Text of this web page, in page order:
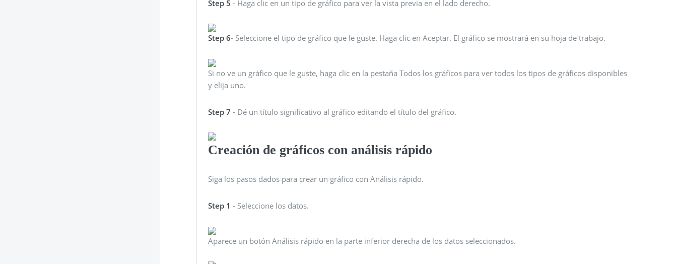
Step 5 - Haga clic en un tipo de gráfico para ver la vista previa en el lado derecho.
Step 6- Seleccione el tipo de gráfico que le guste. Haga clic en Aceptar. El gráfico se mostrará en su hoja de trabajo.
Si no ve un gráfico que le guste, haga clic en la pestaña Todos los gráficos para ver todos los tipos de gráficos disponibles
y elija uno.
Step 7 - Dé un título significativo al gráfico editando el título del gráfico.
Creación de gráficos con análisis rápido
Siga los pasos dados para crear un gráfico con Análisis rápido.
Step 1 - Seleccione los datos.
Aparece un botón Análisis rápido en la parte inferior derecha de los datos seleccionados.